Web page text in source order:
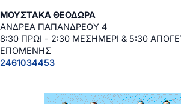
ΜΟΥΣΤΑΚΑ ΘΕΟΔΩΡΑ
ΑΝΔΡΕΑ ΠΑΠΑΝΔΡΕΟΥ 4
8:30 ΠΡΩΙ - 2:30 ΜΕΣΗΜΕΡΙ & 5:30
ΕΠΟΜΕΝΗΣ
2461034453